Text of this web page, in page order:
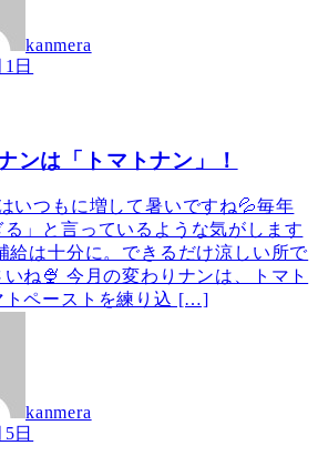
kanmera
日
ンは「トマトナン」！
いつもに増して暑いですね💦毎年
る」と言っているような気がします
給は十分に。できるだけ涼しい所で
ね🍨 今月の変わりナンは、トマト
トペーストを練り込 […]
kanmera
日